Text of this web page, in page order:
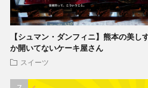
【シュマン・ダンフィニ】熊本の美し
か開いてないケーキ屋さん
スイーツ